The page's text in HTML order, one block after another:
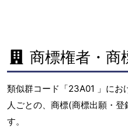
商標権者・商
類似群コード「23A01 」にお
人ごとの、商標(商標出願・
す。